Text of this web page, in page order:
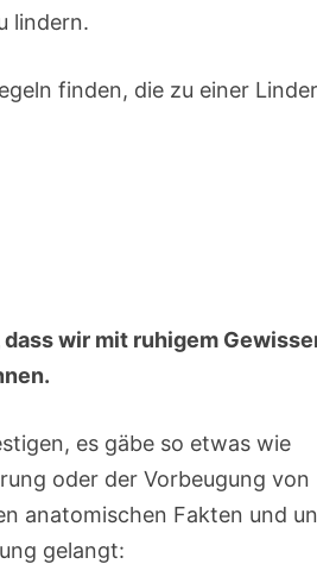
lindern.
finden, die zu einer
wir mit ruhigem
es gäbe so etwas wie
oder der Vorbeugung von
anatomischen Fakten und
gelangt: